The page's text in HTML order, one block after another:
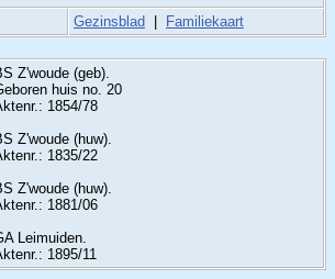
Gezinsblad Familiekaart
Z'woude (geb).
huis no. 20
1854/78
Z'woude (huw).
1835/22
Z'woude (huw).
1881/06
Leimuiden.
1895/11